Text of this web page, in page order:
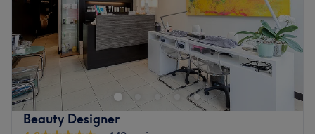
Zondag
Gesloten
Centraal gelegen in het centrum van Leuven vind je Yves
Rocher Leuven. Hier kan je terecht voor diverse beauty-
en schoonheidsverzorgingen waarbij het draait om
doeltreffendheid en kwaliteit. Het team werkt tijdens de
behandelingen met natuurlijke producten van Yves
Rocher welke niet op dieren worden getest. Laat jezelf
Beauty Designer